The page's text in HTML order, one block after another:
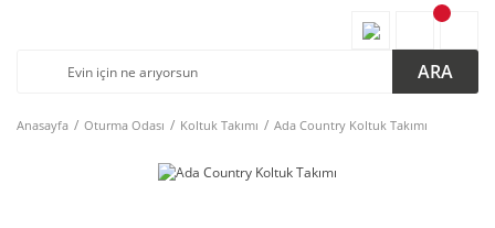
ARA
Anasayfa Oturma Odası Koltuk Takımı Ada Country Koltuk Takımı